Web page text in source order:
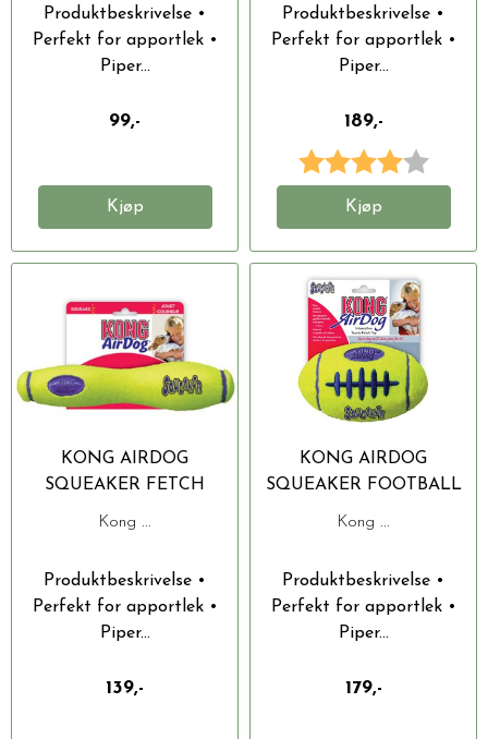
Produktbeskrivelse •
Perfekt for apportlek •
Piper...
99,-
Kjøp
Produktbeskrivelse •
Perfekt for apportlek •
Piper...
189,-
Karakter: 4.0 av
Kjøp
KONG AIRDOG
SQUEAKER FETCH
STICK M. TAU M
Kong ...
Produktbeskrivelse •
Perfekt for apportlek •
Piper...
139,-
KONG AIRDOG
SQUEAKER FOOTBALL
L 17X11CM
Kong ...
Produktbeskrivelse •
Perfekt for apportlek •
Piper...
179,-